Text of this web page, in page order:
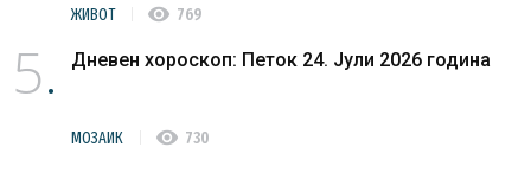
ЖИВОТ visibility 769
5 Дневен хороскоп: Петок 24. Јули 2026 година
МОЗАИК visibility 730